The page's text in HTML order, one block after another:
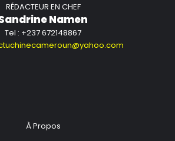
RÉDACTEUR EN CHEF
Namen
Tel : +237 672148867
À Propos